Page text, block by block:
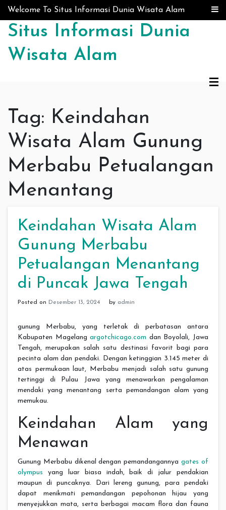
Skip to content
Welcome To Situs Informasi Dunia Wisata Alam
Situs Informasi Dunia
Wisata Alam
Tag: Keindahan
Wisata Alam Gunung
Merbabu Petualangan
Menantang
Keindahan Wisata Alam
Gunung Merbabu
Petualangan Menantang
di Puncak Jawa Tengah
Posted on Desember 13, 2024 by admin
gunung Merbabu, yang terletak di perbatasan antara
Kabupaten Magelangargotchicago.com dan Boyolali, Jawa
Tengah, merupakan salah satu destinasi favorit bagi para
pecinta alam dan pendaki. Dengan ketinggian 3.145 meter di
atas permukaan laut, Merbabu menjadi salah satu gunung
tertinggi di Pulau Jawa yang menawarkan pengalaman
mendaki yang menantang serta pemandangan alam yang
memukau.
Keindahan Alam yang
Menawan
Gunung Merbabu dikenal dengan pemandangannyagates of
olympus yang luar biasa indah, baik di jalur pendakian
maupun di puncaknya. Dari lereng gunung, para pendaki
dapat menikmati pemandangan pepohonan hijau yang
menyejukkan mata, serta berbagai macam flora dan fauna